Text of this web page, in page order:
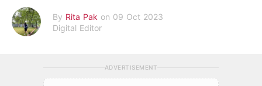
By Rita Pak on 09 Oct 2023
Digital Editor
ADVERTISEMENT